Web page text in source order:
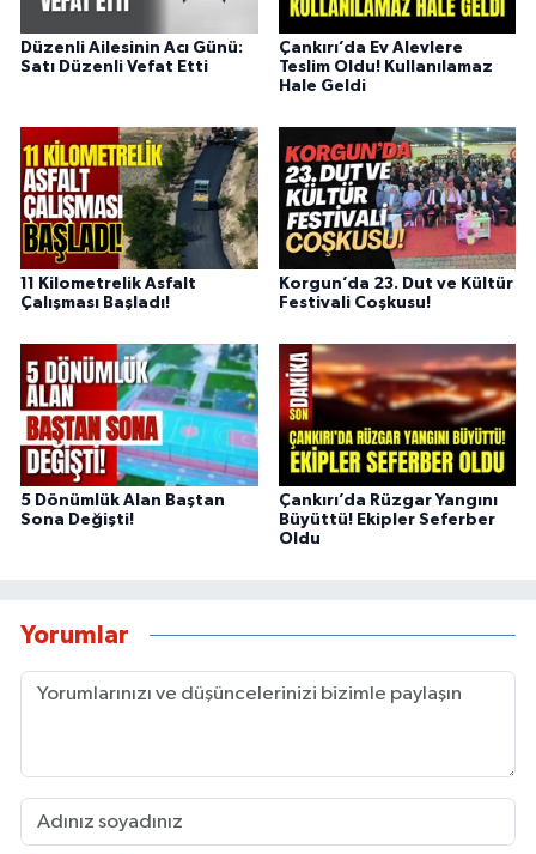
Düzenli Ailesinin Acı Günü:
Satı Düzenli Vefat Etti
Çankırı’da Ev Alevlere
Teslim Oldu! Kullanılamaz
Hale Geldi
11 Kilometrelik Asfalt
Çalışması Başladı!
Korgun’da 23. Dut ve Kültür
Festivali Coşkusu!
5 Dönümlük Alan Baştan
Sona Değişti!
Çankırı’da Rüzgar Yangını
Büyüttü! Ekipler Seferber
Oldu
Yorumlar